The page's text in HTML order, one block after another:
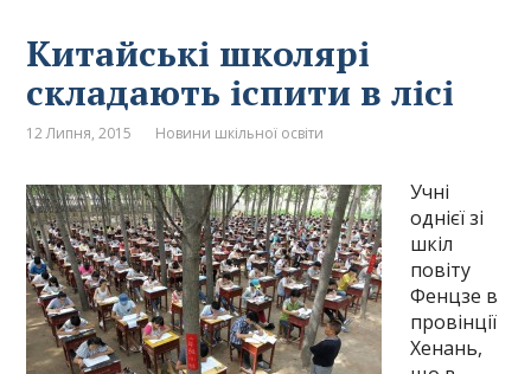
Китайські школярі
складають іспити в лісі
12 Липня, 2015 Новини шкільної освіти
Учні
однієї зі
шкіл
повіту
Фенцзе в
провінції
Хенань,